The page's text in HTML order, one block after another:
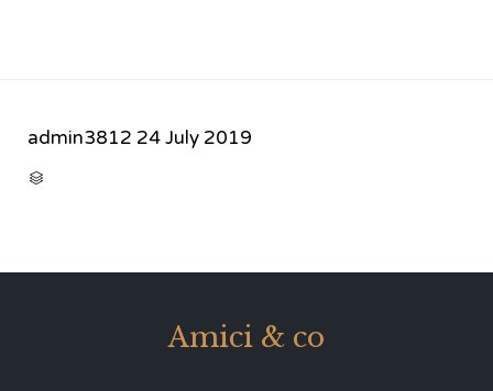
admin3812 24 July 2019

Amici & co